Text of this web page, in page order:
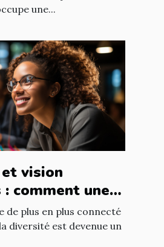
une...
vision
comment une
peut
de plus en plus connecté
diversité est devenue un